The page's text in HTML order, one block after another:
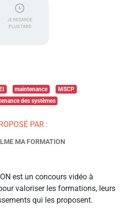
JE REGARDE
PLUS TARD
maintenance
MSCP
des systèmes
PAR :
MA FORMATION
est un concours vidéo à
valoriser les formations, leurs
qui les proposent.